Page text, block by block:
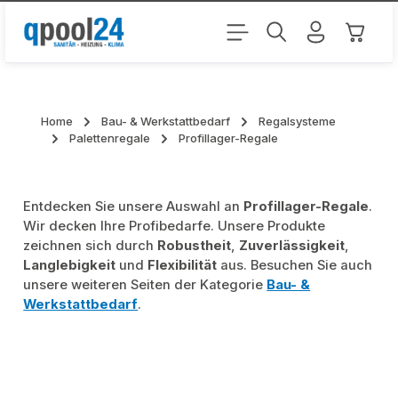
Zum Hauptinhalt springen
Home Bau- & Werkstattbedarf
Regalsysteme
Palettenregale
Profillager-Regale
Entdecken Sie unsere Auswahl an Profillager-Regale.
Wir decken Ihre Profibedarfe. Unsere Produkte
zeichnen sich durch Robustheit, Zuverlässigkeit,
Langlebigkeit und Flexibilität aus. Besuchen Sie auch
unsere weiteren Seiten der Kategorie Bau- &
Werkstattbedarf.